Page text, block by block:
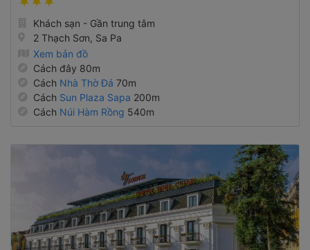
Khách sạn - Gần trung tâm
2 Thạch Sơn, Sa Pa
Xem bản đồ
Cách đây 80m
Cách Nhà Thờ Đá 70m
Cách Sun Plaza Sapa 200m
Cách Núi Hàm Rồng 540m